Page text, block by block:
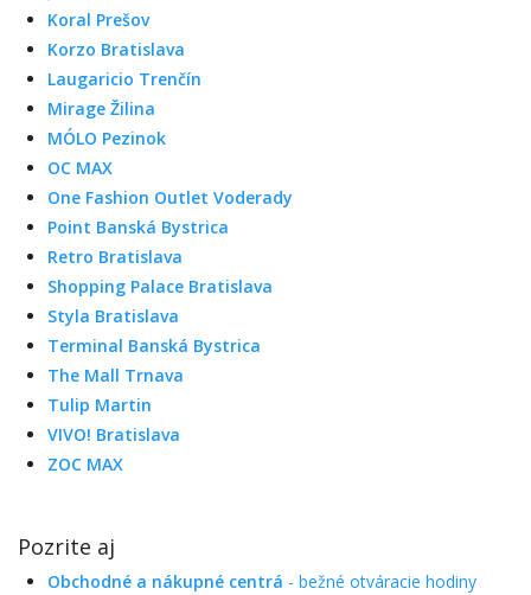
Koral Prešov
Korzo Bratislava
Laugaricio Trenčín
Mirage Žilina
MÓLO Pezinok
OC MAX
One Fashion Outlet Voderady
Point Banská Bystrica
Retro Bratislava
Shopping Palace Bratislava
Styla Bratislava
Terminal Banská Bystrica
The Mall Trnava
Tulip Martin
VIVO! Bratislava
ZOC MAX
Pozrite aj
Obchodné a nákupné centrá - bežné otváracie hodiny